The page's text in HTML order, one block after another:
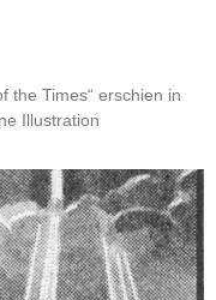
the Times“ erschien in
Illustration